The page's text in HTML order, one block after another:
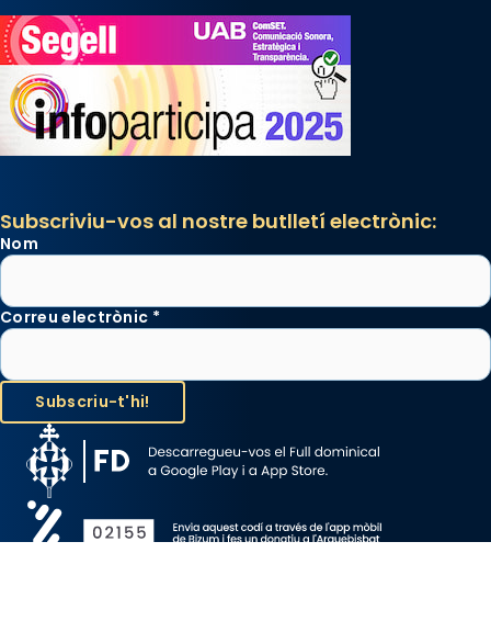
Subscriviu-vos al nostre butlletí electrònic:
Nom
Correu electrònic *